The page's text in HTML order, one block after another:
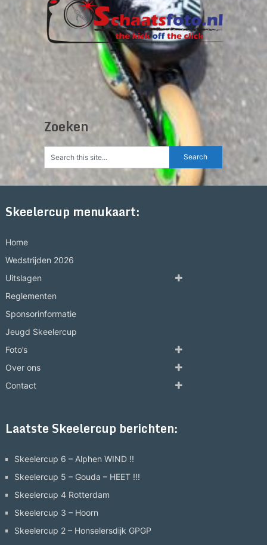
Zoeken
Skeelercup menukaart:
Home
Wedstrijden 2026
Uitslagen
Reglementen
Sponsorinformatie
Jeugd Skeelercup
Foto’s
Over ons
Contact
Laatste Skeelercup berichten:
Skeelercup 6 – Alphen WIND !!
Skeelercup 5 – Gouda – HEET !!!
Skeelercup 4 Rotterdam
Skeelercup 3 – Hoorn
Skeelercup 2 – Honselersdijk GPGP